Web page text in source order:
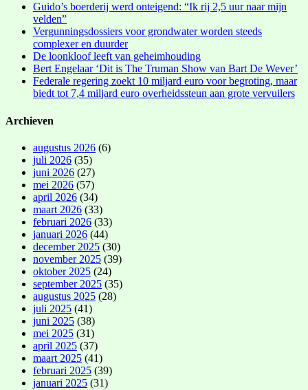
Guido’s boerderij werd onteigend: “Ik rij 2,5 uur naar mijn
velden”
Vergunningsdossiers voor grondwater worden steeds
complexer en duurder
De loonkloof leeft van geheimhouding
Bert Engelaar ‘Dit is The Truman Show van Bart De Wever’
Federale regering zoekt 10 miljard euro voor begroting, maar
biedt tot 7,4 miljard euro overheidssteun aan grote vervuilers
Archieven
augustus 2026 (6)
juli 2026 (35)
juni 2026 (27)
mei 2026 (57)
april 2026 (34)
maart 2026 (33)
februari 2026 (33)
januari 2026 (44)
december 2025 (30)
november 2025 (39)
oktober 2025 (24)
september 2025 (35)
augustus 2025 (28)
juli 2025 (41)
juni 2025 (38)
mei 2025 (31)
april 2025 (37)
maart 2025 (41)
februari 2025 (39)
januari 2025 (31)